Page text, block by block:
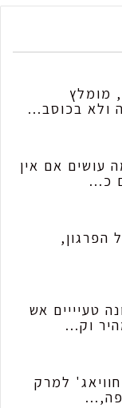
מומלץ
ולא בכוסב...
עושים אם אין
כ...
הפרגון,
טעיייים אש
וק...
למרק